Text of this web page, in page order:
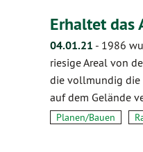
Erhaltet das
04.01.21 - 1986
riesige Areal von
die vollmundig die
auf dem Gelände
Planen/Bauen